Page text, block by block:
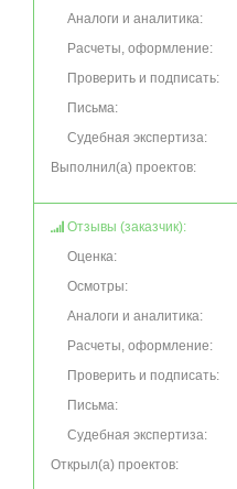
Аналоги и аналитика:
Расчеты, оформление:
Проверить и подписать:
Письма:
Судебная экспертиза:
Выполнил(а) проектов:
Отзывы (заказчик):
Оценка:
Осмотры:
Аналоги и аналитика:
Расчеты, оформление:
Проверить и подписать:
Письма:
Судебная экспертиза:
Открыл(а) проектов: